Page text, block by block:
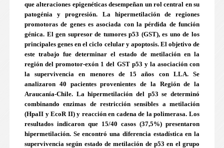
que alteraciones epigenéticas desempeñan un rol central en su
patogénia y progresión. La hipermetilación de regiones
promotoras de genes es asociada con la pérdida de función
génica. El gen supresor de tumores p53 (GST), es uno de los
principales genes en el ciclo celular y apoptosis. El objetivo de
este trabajo fue determinar el estado de metilación en la
región del promotor-exón 1 del GST p53 y la asociación con
la supervivencia en menores de 15 años con LLA. Se
analizaron 40 pacientes provenientes de la Región de la
Araucanía-Chile. La hipermetilación del p53 se determinó
combinando enzimas de restricción sensibles a metilación
(HpaII y EcoR II) y reacción en cadena de la polimerasa. Los
resultados indicaron que 15/40 casos (37,5%) presentaron
hipermetilación. Se encontró una diferencia estadística en la
supervivencia según estado de metilación de p53 en el grupo